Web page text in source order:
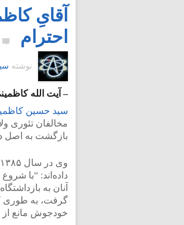
آقایِ
احترام
نوشته
– آیت الله
سید حسین
مخالفان تئوری
بازگشت به اصل دین سنتی است
داده‌اند: “با
آنان به
گرفت، به طوری
خودجوش مانع از